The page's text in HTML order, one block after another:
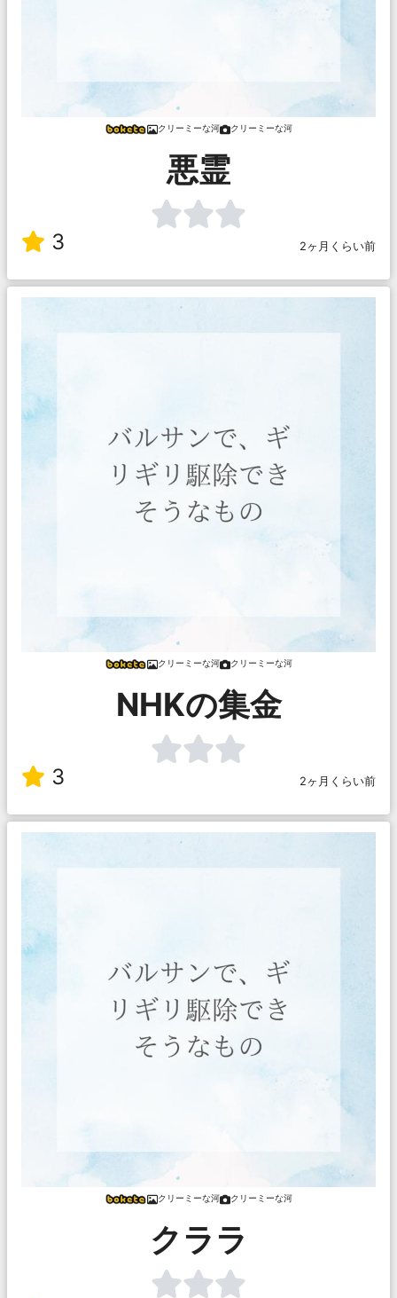
クリーミーな河 クリーミーな河
悪霊
3 2ヶ月くらい前
クリーミーな河 クリーミーな河
NHKの集金
3 2ヶ月くらい前
クリーミーな河 クリーミーな河
クララ